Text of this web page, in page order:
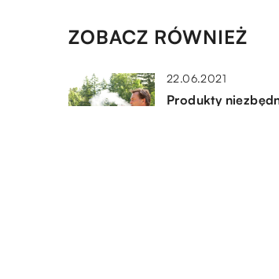
ZOBACZ RÓWNIEŻ
22.06.2021
Produkty